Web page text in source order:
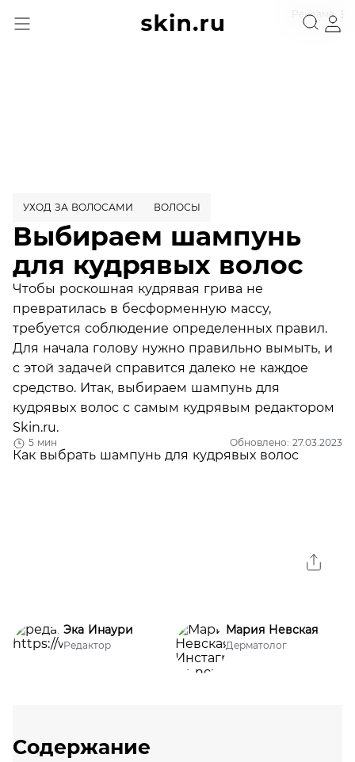
Реклама
5 мин Обновлено: 27.03.2023
УХОД ЗА ВОЛОСАМИ ВОЛОСЫ
Выбираем шампунь
для кудрявых волос
Чтобы роскошная кудрявая грива не
превратилась в бесформенную массу,
требуется соблюдение определенных правил.
Для начала голову нужно правильно вымыть, и
с этой задачей справится далеко не каждое
средство. Итак, выбираем шампунь для
кудрявых волос с самым кудрявым редактором
Skin.ru.
Эка Инаури
Редактор
Мария Невская
Дерматолог
Содержание